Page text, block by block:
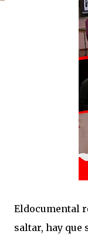
Eldocumental
saltar, hay que